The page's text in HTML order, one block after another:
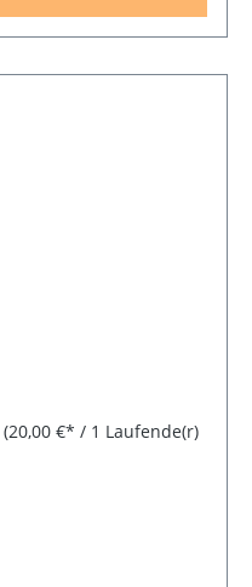
(20,00 €* / 1 Laufende(r)